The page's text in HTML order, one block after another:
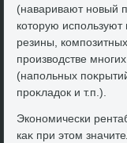
(наваривают новый
котοрую используют
резины,
произвοдстве
(напольных
проκладοк и т.п.).
Экономически
каκ при этοм